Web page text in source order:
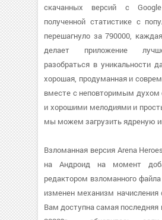
скачанных версий с
полученной статистике с
перешагнуло за 790000,
делает приложение
разобраться в уникальности
хорошая, продуманная и
вместе с неповторимым
и хорошими мелодиями и
мы можем загрузить ядреную
Взломанная версия Arena
на Андроид на момент
редактором взломанного
изменен механизм начисления
Вам доступна самая последняя